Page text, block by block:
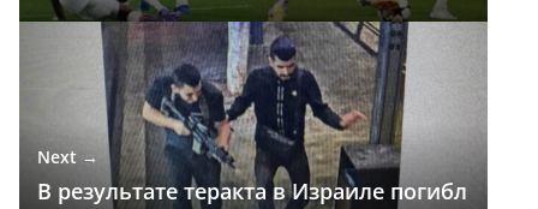
Next →
В результате теракта в Израиле погибл